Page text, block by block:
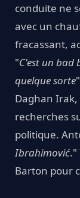
conduite ne
avec un
fracassant,
"C'est un bad
quelque sorte
Daghan
recherches
politique.
Ibrahimović."
Barton pour